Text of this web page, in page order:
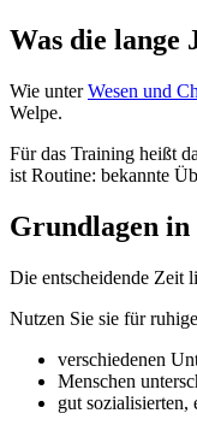
Was die lange
Wie unterWesen und
Welpe.
Für das Training heißt
ist Routine: bekannte
Grundlagen in
Die entscheidende Zeit
Nutzen Sie sie für
verschiedenen
Menschen
gut sozialisierten,